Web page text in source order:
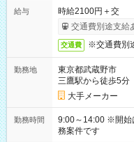
給与
時給2100円＋交
交通費別途支給
交通費 ※交通費別
勤務地
東京都武蔵野市
三鷹駅から徒歩5分
大手メーカー
勤務時間
9:00～14:00 ※開始
務案件です